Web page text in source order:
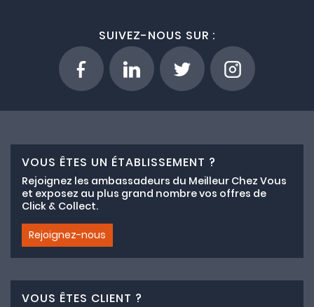
SUIVEZ-NOUS SUR :
VOUS ÊTES UN ÉTABLISSEMENT ?
Rejoignez les ambassadeurs du Meilleur Chez Vous
et exposez au plus grand nombre vos offres de
Click & Collect.
Rejoignez-nous
VOUS ÊTES CLIENT ?